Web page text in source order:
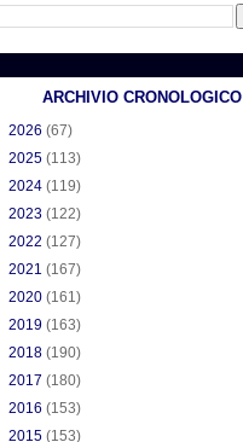
ARCHIVIO CRONOLOGICO
2026 (67)
2025 (113)
2024 (119)
2023 (122)
2022 (127)
2021 (167)
2020 (161)
2019 (163)
2018 (190)
2017 (180)
2016 (153)
2015 (153)